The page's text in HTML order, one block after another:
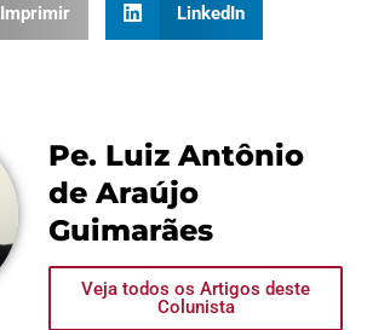
Imprimir LinkedIn
Pe. Luiz Antônio
de Araújo
Guimarães
Veja todos os Artigos deste
Colunista